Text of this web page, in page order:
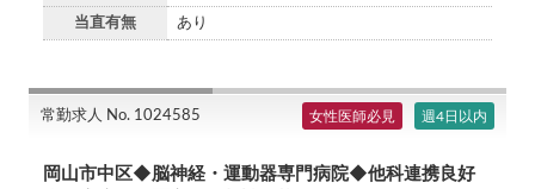
当直有無 あり
常勤求人 No. 1024585 女性医師必見 週4日以内
岡山市中区◆脳神経・運動器専門病院◆他科連携良好